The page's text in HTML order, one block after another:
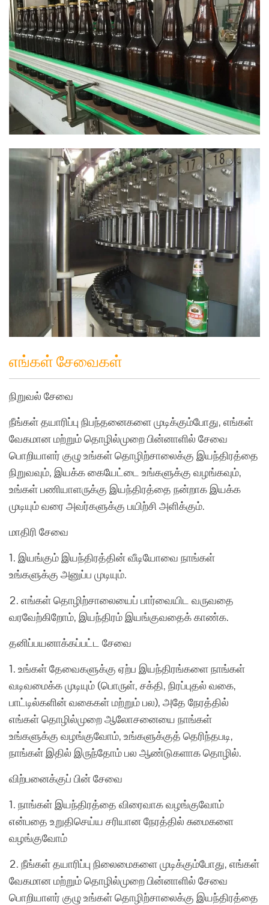
எங்கள் சேவைகள்
நிறுவல் சேவை
நீங்கள் தயாரிப்பு நிபந்தனைகளை முடிக்கும்போது, எங்கள்
வேகமான மற்றும் தொழில்முறை பின்னாளில் சேவை
பொறியாளர் குழு உங்கள் தொழிற்சாலைக்கு இயந்திரத்தை
நிறுவவும், இயக்க கையேட்டை உங்களுக்கு வழங்கவும்,
உங்கள் பணியாளருக்கு இயந்திரத்தை நன்றாக இயக்க
முடியும் வரை அவர்களுக்கு பயிற்சி அளிக்கும்.
மாதிரி சேவை
1. இயங்கும் இயந்திரத்தின் வீடியோவை நாங்கள்
உங்களுக்கு அனுப்ப முடியும்.
2. எங்கள் தொழிற்சாலையைப் பார்வையிட வருவதை
வரவேற்கிறோம், இயந்திரம் இயங்குவதைக் காண்க.
தனிப்பயனாக்கப்பட்ட சேவை
1. உங்கள் தேவைகளுக்கு ஏற்ப இயந்திரங்களை நாங்கள்
வடிவமைக்க முடியும் (பொருள், சக்தி, நிரப்புதல் வகை,
பாட்டில்களின் வகைகள் மற்றும் பல), அதே நேரத்தில்
எங்கள் தொழில்முறை ஆலோசனையை நாங்கள்
உங்களுக்கு வழங்குவோம், உங்களுக்குத் தெரிந்தபடி,
நாங்கள் இதில் இருந்தோம் பல ஆண்டுகளாக தொழில்.
விற்பனைக்குப் பின் சேவை
1. நாங்கள் இயந்திரத்தை விரைவாக வழங்குவோம்
என்பதை உறுதிசெய்ய சரியான நேரத்தில் சுமைகளை
வழங்குவோம்
2. நீங்கள் தயாரிப்பு நிலைமைகளை முடிக்கும்போது, எங்கள்
வேகமான மற்றும் தொழில்முறை பின்னாளில் சேவை
பொறியாளர் குழு உங்கள் தொழிற்சாலைக்கு இயந்திரத்தை